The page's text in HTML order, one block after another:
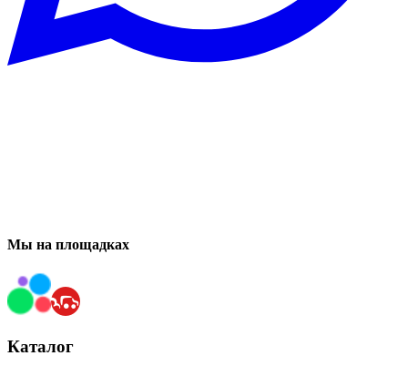
Мы на площадках
Каталог